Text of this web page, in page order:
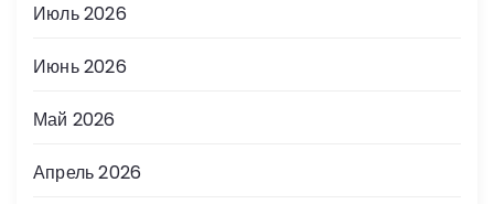
Июль 2026
Июнь 2026
Май 2026
Апрель 2026